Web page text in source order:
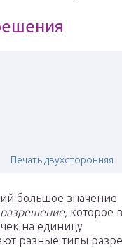
Печать двухсторонняя
большое значение
разрешение, которое
на единицу
разные типы